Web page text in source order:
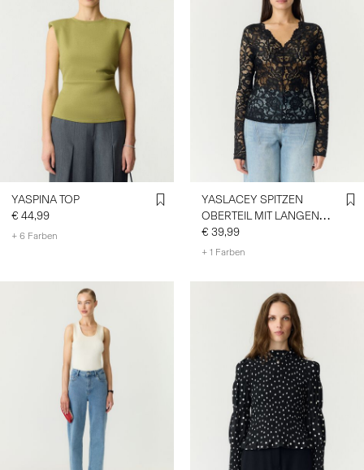
YASPINA TOP
€ 44,99
+ 6 Farben
YASLACEY SPITZEN
OBERTEIL MIT LANGEN
ÄRMELN
€ 39,99
+ 1 Farben